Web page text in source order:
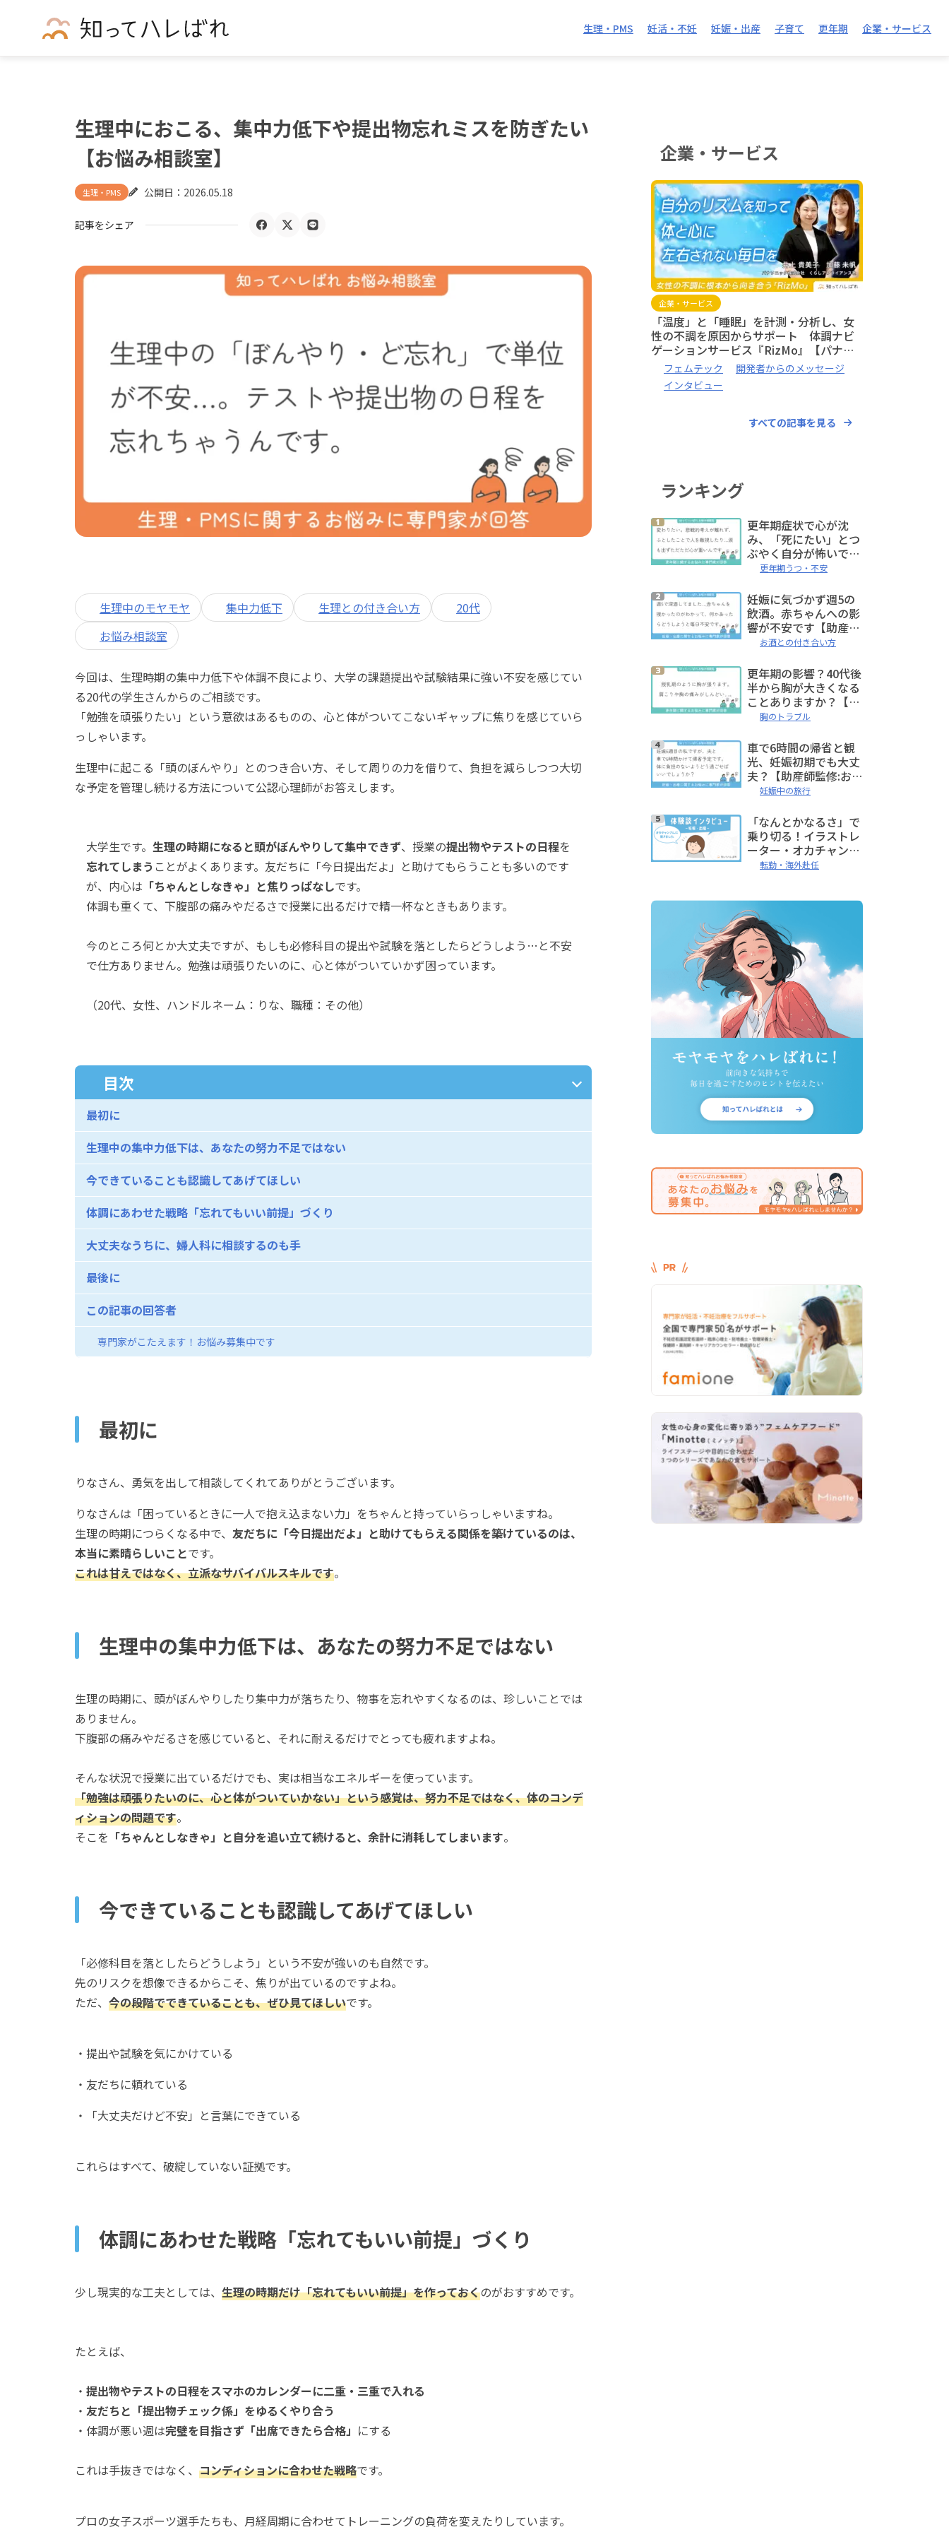
生理・PMS 妊活・不妊 妊娠・出産 子育て 更年期 企業・サービス
生理中におこる、集中力低下や提出物忘れミスを防ぎたい
【お悩み相談室】
生理・PMS 公開日： 2026.05.18
記事をシェア
生理中のモヤモヤ 集中力低下 生理との付き合い方
20代
お悩み相談室
今回は、生理時期の集中力低下や体調不良により、大学の課題提出や試験結果に強い不安を感じてい
る20代の学生さんからのご相談です。
「勉強を頑張りたい」という意欲はあるものの、心と体がついてこないギャップに焦りを感じていら
っしゃいます。
生理中に起こる「頭のぼんやり」とのつき合い方、そして周りの力を借りて、負担を減らしつつ大切
な予定を管理し続ける方法について公認心理師がお答えします。
大学生です。 生理の時期になると頭がぼんやりして集中できず、授業の提出物やテストの日程を
忘れてしまう ことがよくあります。友だちに「今日提出だよ」と助けてもらうことも多いのです
が、内心は 「ちゃんとしなきゃ」と焦りっぱなしです。
体調も重くて、下腹部の痛みやだるさで授業に出るだけで精一杯なときもあります。
今のところ何とか大丈夫ですが、もしも必修科目の提出や試験を落としたらどうしよう…と不安
で仕方ありません。勉強は頑張りたいのに、心と体がついていかず困っています。
（20代、女性、ハンドルネーム：りな、職種：その他）
目次
最初に
生理中の集中力低下は、あなたの努力不足ではない
今できていることも認識してあげてほしい
体調にあわせた戦略「忘れてもいい前提」づくり
大丈夫なうちに、婦人科に相談するのも手
最後に
この記事の回答者
専門家がこたえます！お悩み募集中です
最初に
りなさん、勇気を出して相談してくれてありがとうございます。
りなさんは「困っているときに一人で抱え込まない力」をちゃんと持っていらっしゃいますね。
生理の時期につらくなる中で、 友だちに「今日提出だよ」と助けてもらえる関係を築けているのは、
本当に素晴らしいことです。
これは甘えではなく、立派なサバイバルスキルです。
生理中の集中力低下は、あなたの努力不足ではない
生理の時期に、頭がぼんやりしたり集中力が落ちたり、物事を忘れやすくなるのは、珍しいことでは
ありません。
下腹部の痛みやだるさを感じていると、それに耐えるだけでとっても疲れますよね。
そんな状況で授業に出ているだけでも、実は相当なエネルギーを使っています。
「勉強は頑張りたいのに、心と体がついていかない」という感覚は、努力不足ではなく、体のコンデ
ィションの問題です。
そこを 「ちゃんとしなきゃ」と自分を追い立て続けると、余計に消耗してしまいます。
今できていることも認識してあげてほしい
「必修科目を落としたらどうしよう」という不安が強いのも自然です。
先のリスクを想像できるからこそ、焦りが出ているのですよね。
ただ、 今の段階でできていることも、ぜひ見てほしいです。
・提出や試験を気にかけている
・友だちに頼れている
・「大丈夫だけど不安」と言葉にできている
これらはすべて、破綻していない証拠です。
体調にあわせた戦略「忘れてもいい前提」づくり
少し現実的な工夫としては、 生理の時期だけ「忘れてもいい前提」を作っておくのがおすすめです。
たとえば、
・ 提出物やテストの日程をスマホのカレンダーに二重・三重で入れる
・ 友だちと「提出物チェック係」をゆるくやり合う
・体調が悪い週は完璧を目指さず「出席できたら合格」 にする
これは手抜きではなく、 コンディションに合わせた戦略です。
プロの女子スポーツ選手たちも、月経周期に合わせてトレーニングの負荷を変えたりしています。
企業・サービス
企業・サービス
「温度」と「睡眠」を計測・分析し、女
性の不調を原因からサポート 体調ナビ
ゲーションサービス『RizMo』【パナソ
ニック株式会社 井上 貴美子 / 加藤 未帆
フェムテック
開発者からのメッセージ
インタビュー
すべての記事を見る
ランキング
更年期症状で心が沈
み、「死にたい」とつ
ぶやく自分が怖いです
【公認心理師監修:お悩
更年期うつ・不安
妊娠に気づかず週5の
飲酒。赤ちゃんへの影
響が不安です【助産師
監修:お悩み相談室】
お酒との付き合い方
更年期の影響？40代後
半から胸が大きくなる
ことありますか？【助
産師監修:お悩み相談
胸のトラブル
車で6時間の帰省と観
光、妊娠初期でも大丈
夫？【助産師監修:お悩
み相談室】
妊娠中の旅行
「なんとかなるさ」で
乗り切る！イラストレ
ーター・オカチャンが
語る、ニュージーラン
ー】
転勤・海外赴任